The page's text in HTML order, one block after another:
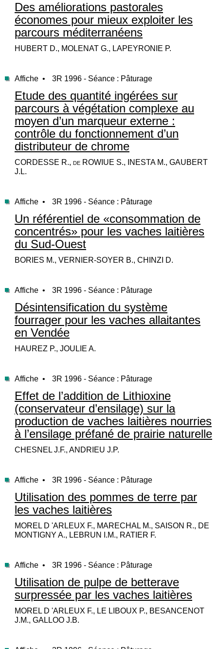
Des améliorations pastorales
économes pour mieux exploiter les
parcours méditerranéens
HUBERT D., MOLENAT G., LAPEYRONIE P.
Affiche • 3R 1996 - Séance : Pâturage
Etude des quantité ingérées sur
parcours à végétation complexe au
moyen d’un marqueur externe :
contrôle du fonctionnement d’un
distributeur de chrome
CORDESSE R., de ROWIUE S., INESTA M., GAUBERT
J.L.
Affiche • 3R 1996 - Séance : Pâturage
Un référentiel de «consommation de
concentrés» pour les vaches laitières
du Sud-Ouest
BORIES M., VERNIER-SOYER B., CHINZI D.
Affiche • 3R 1996 - Séance : Pâturage
Désintensification du système
fourrager pour les vaches allaitantes
en Vendée
HAUREZ P., JOULIE A.
Affiche • 3R 1996 - Séance : Pâturage
Effet de l’addition de Lithioxine
(conservateur d’ensilage) sur la
production de vaches laitières nourries
à l’ensilage préfané de prairie naturelle
CHESNEL J.F., ANDRIEU J.P.
Affiche • 3R 1996 - Séance : Pâturage
Utilisation des pommes de terre par
les vaches laitières
MOREL D 'ARLEUX F., MARECHAL M., SAISON R., DE
MONTIGNY A., LEBRUN I.M., RATIER F.
Affiche • 3R 1996 - Séance : Pâturage
Utilisation de pulpe de betterave
surpressée par les vaches laitières
MOREL D 'ARLEUX F., LE LIBOUX P., BESANCENOT
J.M., GALLOO J.B.